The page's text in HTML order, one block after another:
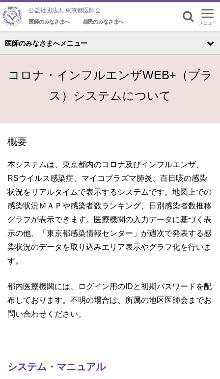
公益社団法人 東京都医師会
医師のみなさまへ 都民のみなさまへ メニュー
検索
医師のみなさまへメニュー
コロナ・インフルエンザWEB+（プラ
ス）システムについて
概要
本システムは、東京都内のコロナ及びインフルエンザ、
RSウイルス感染症、マイコプラズマ肺炎、百日咳の感染
状況をリアルタイムで表示するシステムです。地図上での
感染状況ＭＡＰや感染者数ランキング、日別感染者数推移
グラフが表示できます。医療機関の入力データに基づく表
示の他、「東京都感染情報センター」が週次で発表する感
染状況のデータを取り込みエリア表示やグラフ化を行いま
す。
都内医療機関には、ログイン用のIDと初期パスワードを配
布しております。不明の場合は、所属の地区医師会までお
問い合わせください。
システム・マニュアル